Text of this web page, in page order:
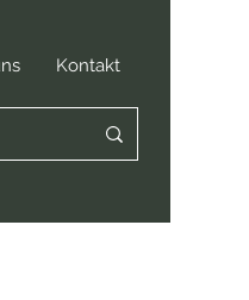
Kontakt